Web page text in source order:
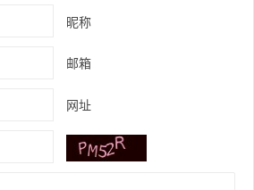
昵称
邮箱
网址